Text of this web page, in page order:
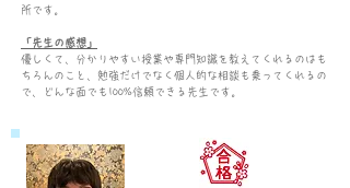
所です。
「先生の感想」
優しくて、分かりやすい授業や専門知識を教えてくれるのはも
ちろんのこと、勉強だけでなく個人的な相談も乗ってくれるの
で、どんな面でも100%信頼できる先生です。